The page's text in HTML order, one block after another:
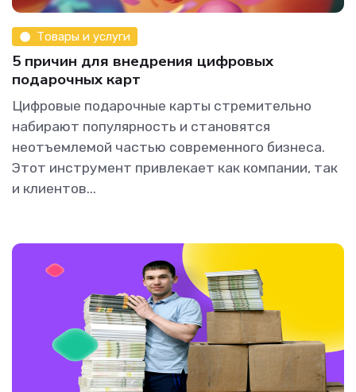
Товары и услуги
5 причин для внедрения цифровых
подарочных карт
Цифровые подарочные карты стремительно
набирают популярность и становятся
неотъемлемой частью современного бизнеса.
Этот инструмент привлекает как компании, так
и клиентов...